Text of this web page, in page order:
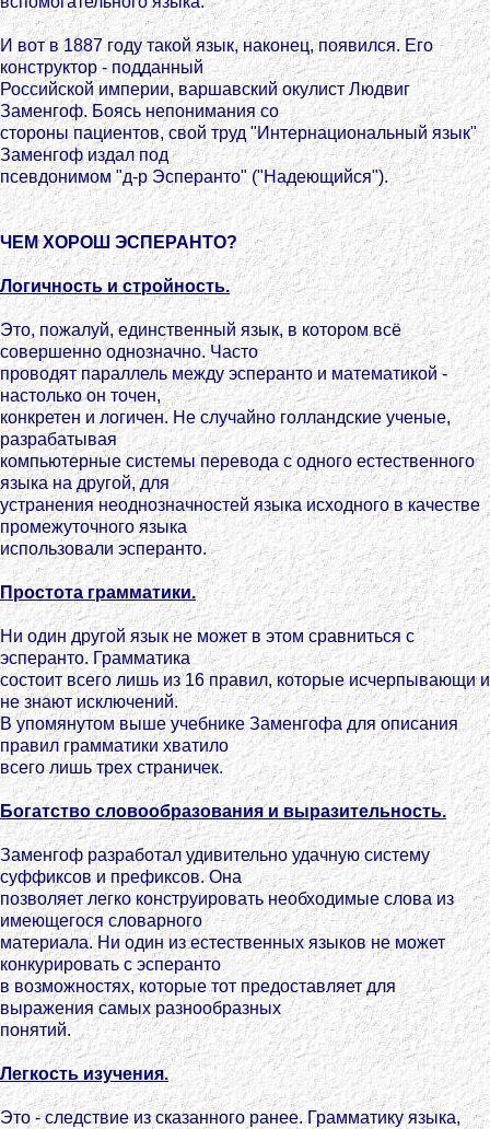
И вот в 1887 году такой язык, наконец, появился. Его
конструктор - подданный
Российской империи, варшавский окулист Людвиг
Заменгоф. Боясь непонимания со
стороны пациентов, свой труд "Интернациональный язык"
Заменгоф издал под
псевдонимом "д-р Эсперанто" ("Надеющийся").
ЧЕМ ХОРОШ ЭСПЕРАНТО?
Логичность и стройность.
Это, пожалуй, единственный язык, в котором всё
совершенно однозначно. Часто
проводят параллель между эсперанто и математикой -
настолько он точен,
конкретен и логичен. Не случайно голландские ученые,
разрабатывая
компьютерные системы перевода с одного естественного
языка на другой, для
устранения неоднозначностей языка исходного в качестве
промежуточного языка
использовали эсперанто.
Простота грамматики.
Ни один другой язык не может в этом сравниться с
эсперанто. Грамматика
состоит всего лишь из 16 правил, которые исчерпывающи и
не знают исключений.
В упомянутом выше учебнике Заменгофа для описания
правил грамматики хватило
всего лишь трех страничек.
Богатство словообразования и выразительность.
Заменгоф разработал удивительно удачную систему
суффиксов и префиксов. Она
позволяет легко конструировать необходимые слова из
имеющегося словарного
материала. Ни один из естественных языков не может
конкурировать с эсперанто
в возможностях, которые тот предоставляет для
выражения самых разнообразных
понятий.
Легкость изучения.
Это - следствие из сказанного ранее. Грамматику языка,